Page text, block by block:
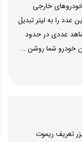
خارجی
این عدد را به لیتر تبدیل
ضرب کنیم که شاهد عددی در حدود
تعریف ریموت